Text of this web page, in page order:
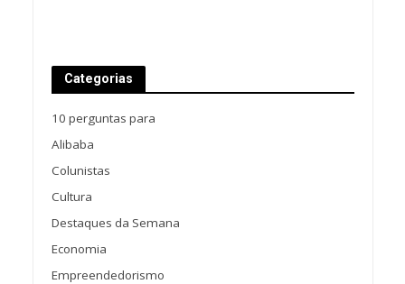
Categorias
10 perguntas para
Alibaba
Colunistas
Cultura
Destaques da Semana
Economia
Empreendedorismo